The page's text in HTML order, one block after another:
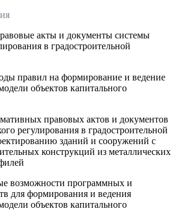
акты и документы системы
в градостроительной
правил на формирование и ведение
объектов капитального
правовых актов и документов
регулирования в градостроительной
зданий и сооружений с
конструкций из металлических
возможности программных и
для формирования и ведения
объектов капитального